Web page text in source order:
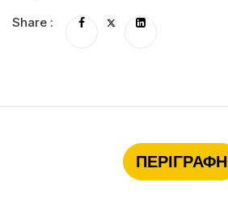
Share :
ΠΕΡΙΓΡΑΦΉ